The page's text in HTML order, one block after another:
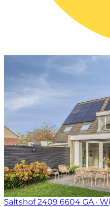
Saltshof 2409 6604 GA ·